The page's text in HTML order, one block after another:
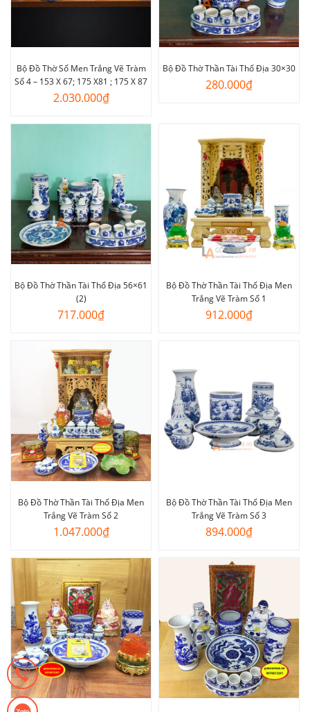
Bộ Đồ Thờ Số Men Trắng Vẽ Tràm
Số 4 – 153 X 67; 175 X81 ; 175 X 87
2.030.000₫
Bộ Đồ Thờ Thần Tài Thổ Địa 30×30
280.000₫
Bộ Đồ Thờ Thần Tài Thổ Địa 56×61
(2)
717.000₫
Bộ Đồ Thờ Thần Tài Thổ Địa Men
Trắng Vẽ Tràm Số 1
912.000₫
Bộ Đồ Thờ Thần Tài Thổ Địa Men
Trắng Vẽ Tràm Số 2
1.047.000₫
Bộ Đồ Thờ Thần Tài Thổ Địa Men
Trắng Vẽ Tràm Số 3
894.000₫